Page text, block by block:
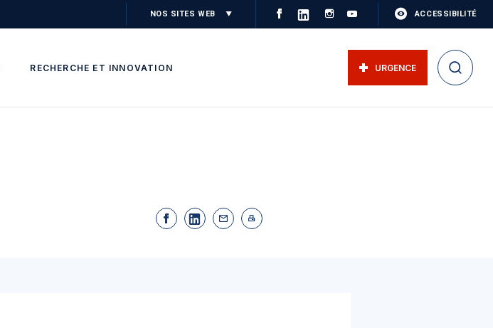
RECHERCHE ET INNOVATION
NOS SITES WEB ACCESSIBILITÉ
URGENCE